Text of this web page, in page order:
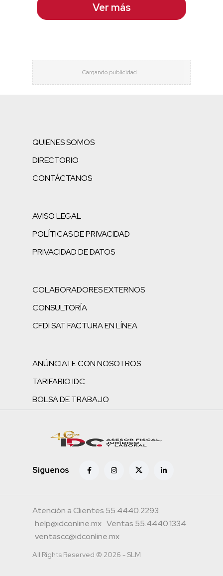
Ver más
QUIENES SOMOS
DIRECTORIO
CONTÁCTANOS
AVISO LEGAL
POLÍTICAS DE PRIVACIDAD
PRIVACIDAD DE DATOS
COLABORADORES EXTERNOS
CONSULTORÍA
CFDI SAT FACTURA EN LÍNEA
ANÚNCIATE CON NOSOTROS
TARIFARIO IDC
BOLSA DE TRABAJO
Siguenos
Atención a Clientes 55.4440.2293
help@idconline.mx Ventas 55.4440.1334
ventascc@idconline.mx
All Rights Reserved © 2026 - SLM